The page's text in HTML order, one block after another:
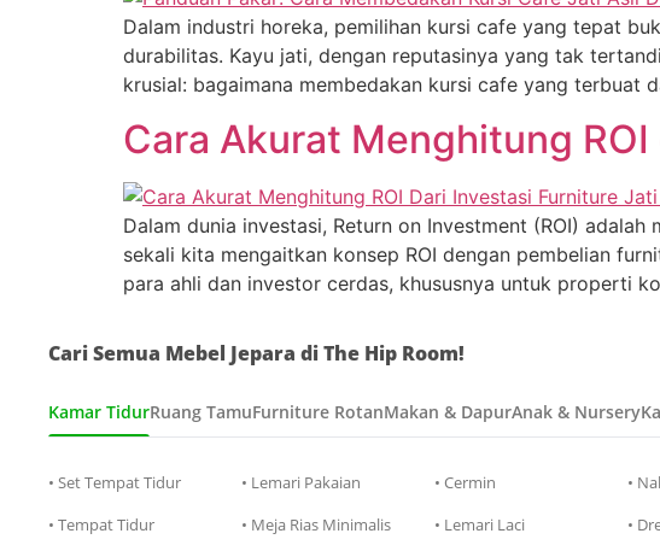
Dalam industri horeka, pemilihan kursi cafe yang tepat
durabilitas. Kayu jati, dengan reputasinya yang tak
krusial: bagaimana membedakan kursi cafe yang
Cara Akurat Menghitung
Dalam dunia investasi, Return on Investment (ROI)
sekali kita mengaitkan konsep ROI dengan pembelian
para ahli dan investor cerdas, khususnya untuk properti
Cari Semua Mebel Jepara di The Hip Room!
Kamar TidurRuang TamuFurniture RotanMakan & DapurAnak & Nursery
• Set Tempat Tidur
• Tempat Tidur
• Lemari Pakaian
• Meja Rias Minimalis
• Cermin
• Lemari Laci
•
•